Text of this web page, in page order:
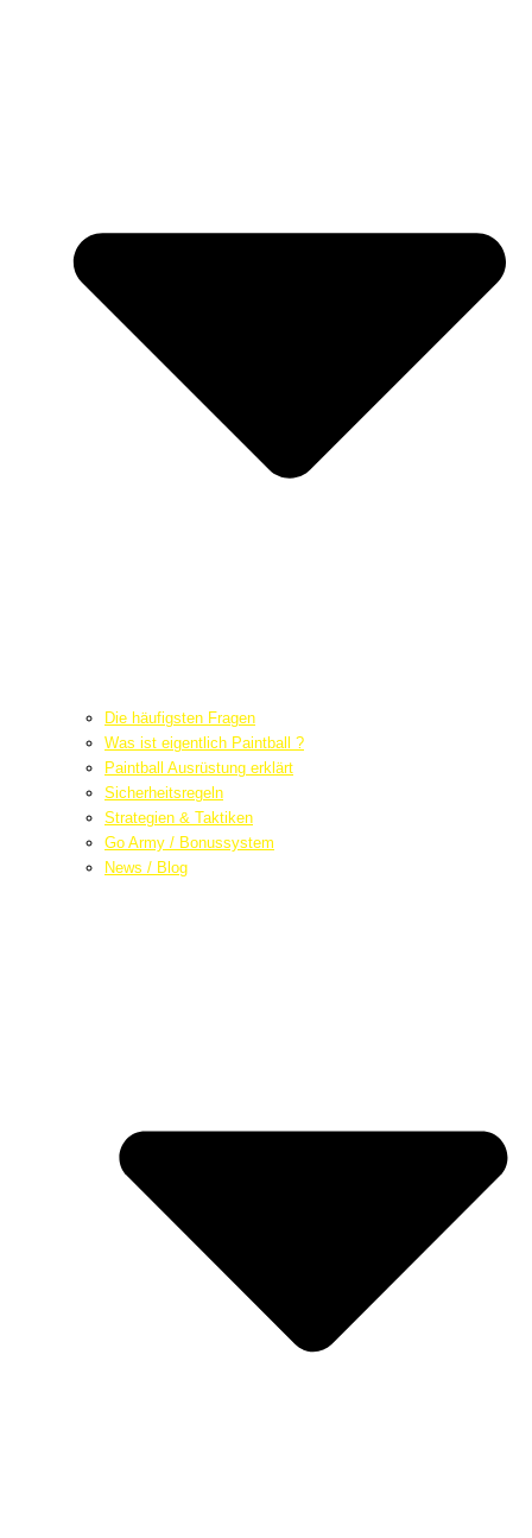
Die häufigsten Fragen
Was ist eigentlich Paintball ?
Paintball Ausrüstung erklärt
Sicherheitsregeln
Strategien & Taktiken
Go Army / Bonussystem
News / Blog